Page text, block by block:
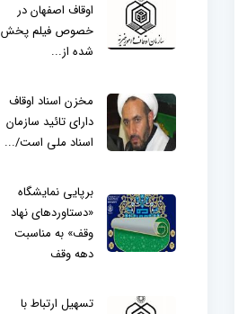
اوقاف اصفهان در
خصوص فیلم پخش
شده از...
مخزن اسناد اوقاف
دارای تائید سازمان
اسناد ملی است/...
برپایی نمایشگاه
«دستاوردهای نهاد
وقف» به مناسبت
دهه وقف
تسهیل ارتباط با